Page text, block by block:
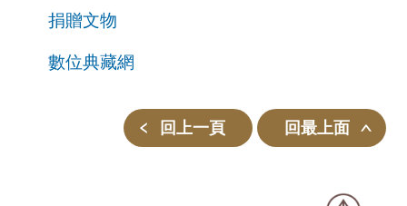
捐贈文物
數位典藏網
回上一頁 回最上面